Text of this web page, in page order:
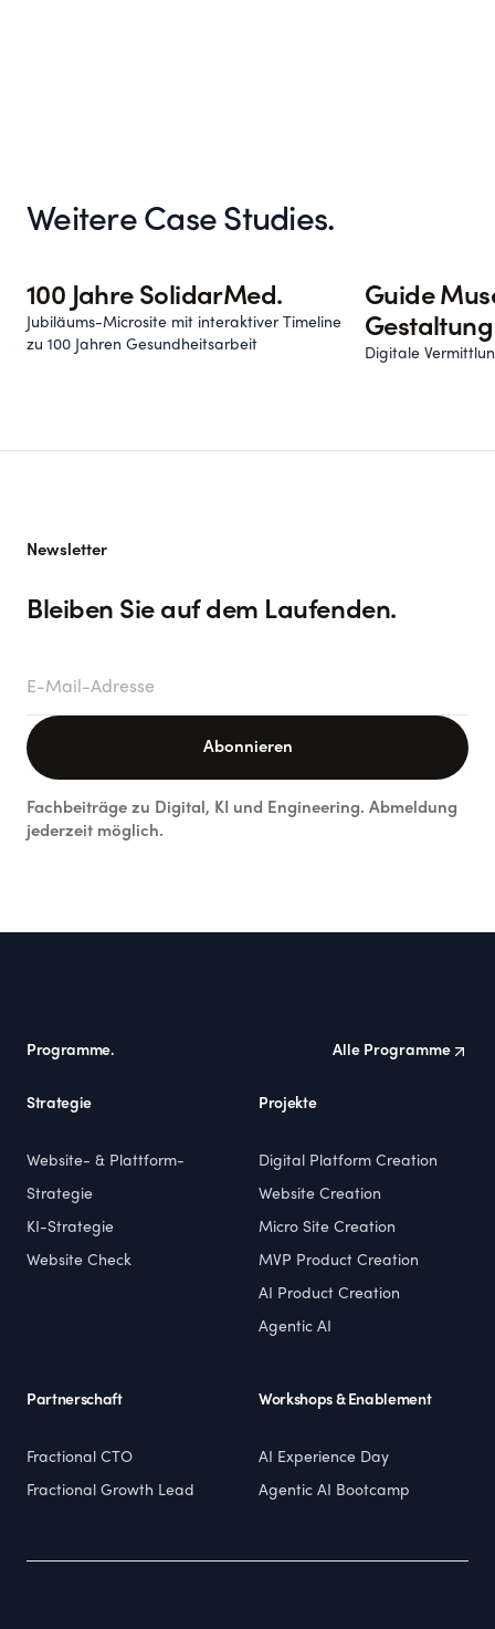
Weitere Case Studies.
100 Jahre SolidarMed.
Jubiläums-Microsite mit interaktiver Timeline
zu 100 Jahren Gesundheitsarbeit
Guide
Gestaltung
Digitale
Newsletter
Bleiben Sie auf dem Laufenden.
E-Mail-Adresse
Abonnieren
Fachbeiträge zu Digital, KI und Engineering. Abmeldung
jederzeit möglich.
Programme. Alle Programme
Strategie
Website- & Plattform-
Strategie
KI-Strategie
Website Check
Projekte
Digital Platform Creation
Website Creation
Micro Site Creation
MVP Product Creation
AI Product Creation
Agentic AI
Partnerschaft
Fractional CTO
Fractional Growth Lead
Workshops & Enablement
AI Experience Day
Agentic AI Bootcamp